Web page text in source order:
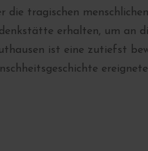
tragischen
erhalten, um an
ist eine zutiefst